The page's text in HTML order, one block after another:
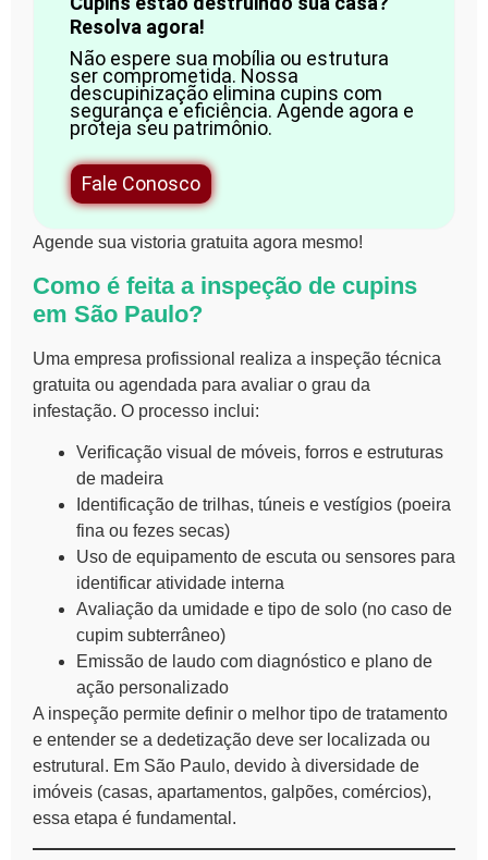
Resolva agora!
Não espere sua mobília ou estrutura
ser comprometida. Nossa
descupinização elimina cupins com
segurança e eficiência. Agende agora e
proteja seu patrimônio.
Fale Conosco
Agende sua vistoria gratuita agora mesmo!
Como é feita a inspeção de cupins
em São Paulo?
Uma empresa profissional realiza a inspeção técnica
gratuita ou agendada para avaliar o grau da
infestação. O processo inclui:
Verificação visual de móveis, forros e estruturas
de madeira
Identificação de trilhas, túneis e vestígios (poeira
fina ou fezes secas)
Uso de equipamento de escuta ou sensores para
identificar atividade interna
Avaliação da umidade e tipo de solo (no caso de
cupim subterrâneo)
Emissão de laudo com diagnóstico e plano de
ação personalizado
A inspeção permite definir o melhor tipo de tratamento
e entender se a dedetização deve ser localizada ou
estrutural. Em São Paulo, devido à diversidade de
imóveis (casas, apartamentos, galpões, comércios),
essa etapa é fundamental.